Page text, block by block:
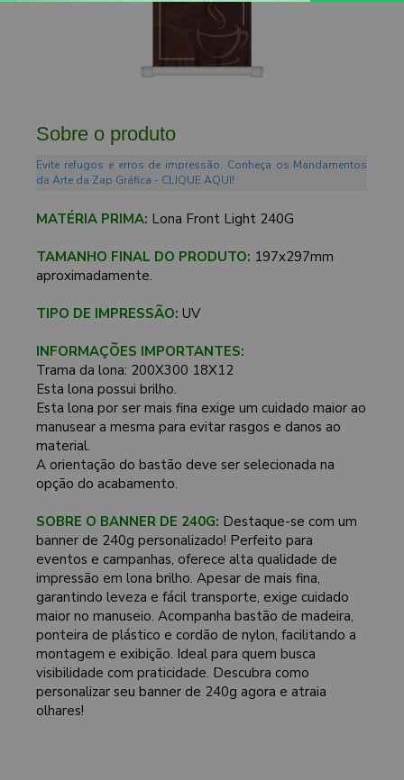
Sobre o produto
Evite refugos e erros de impressão. Conheça os Mandamentos
da Arte da Zap Gráfica - CLIQUE AQUI!
MATÉRIA PRIMA: Lona Front Light 240G
TAMANHO FINAL DO PRODUTO: 197x297mm
aproximadamente.
TIPO DE IMPRESSÃO: UV
INFORMAÇÕES IMPORTANTES:
Trama da lona: 200X300 18X12
Esta lona possui brilho.
Esta lona por ser mais fina exige um cuidado maior ao
manusear a mesma para evitar rasgos e danos ao
material.
A orientação do bastão deve ser selecionada na
opção do acabamento.
SOBRE O BANNER DE 240G: Destaque-se com um
banner de 240g personalizado! Perfeito para
eventos e campanhas, oferece alta qualidade de
impressão em lona brilho. Apesar de mais fina,
garantindo leveza e fácil transporte, exige cuidado
maior no manuseio. Acompanha bastão de madeira,
ponteira de plástico e cordão de nylon, facilitando a
montagem e exibição. Ideal para quem busca
visibilidade com praticidade. Descubra como
personalizar seu banner de 240g agora e atraia
olhares!